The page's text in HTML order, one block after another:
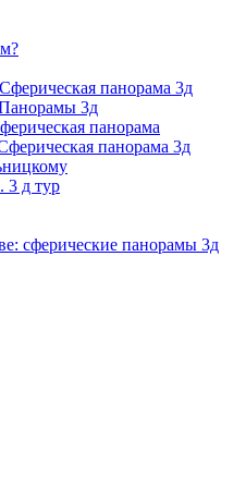
панорама 3д
3д
панорама
панорама 3д
3 д тур
сферические панорамы 3д